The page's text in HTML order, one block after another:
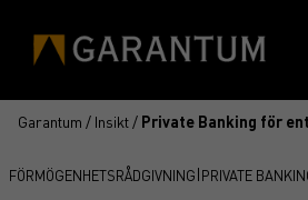
Garantum / Insikt / Private Banking för
FÖRMÖGENHETSRÅDGIVNING|PRIVATE